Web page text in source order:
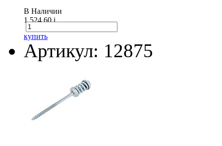
В Наличии
1 524.60i
купить
Артикул: 12875